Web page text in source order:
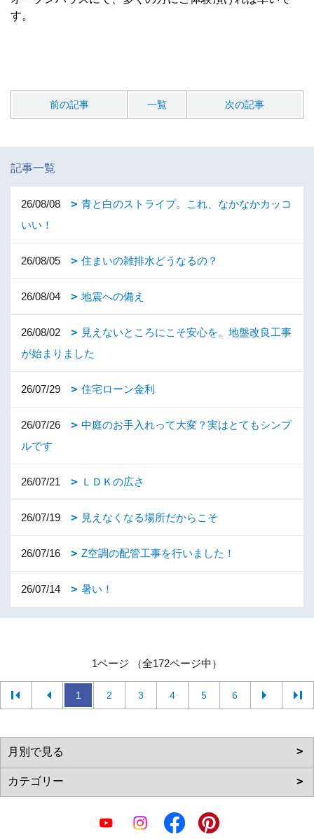
す。
前の記事 一覧 次の記事
記事一覧
26/08/08
青と白のストライプ。これ、なかなかカッコ
いい！
26/08/05 住まいの雑排水どうなるの？
26/08/04 地震への備え
26/08/02
見えないところにこそ安心を。地盤改良工事
が始まりました
26/07/29 住宅ローン金利
26/07/26
中庭のお手入れって大変？実はとてもシンプ
ルです
26/07/21 ＬＤＫの広さ
26/07/19 見えなくなる場所だからこそ
26/07/16 Z空調の配管工事を行いました！
26/07/14 暑い！
1ページ （全172ページ中）
1 2 3 4 5 6